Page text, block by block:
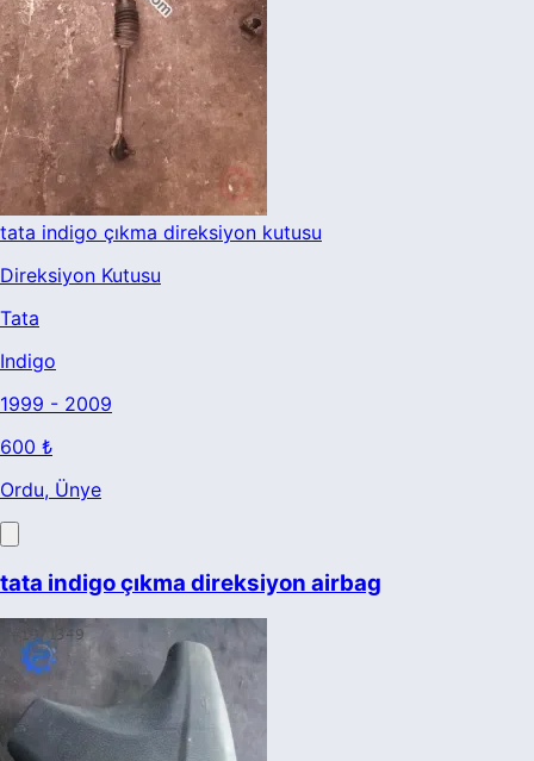
tata indigo çıkma direksiyon kutusu
Direksiyon Kutusu
Tata
Indigo
1999 - 2009
600 ₺
Ordu, Ünye
tata indigo çıkma direksiyon airbag